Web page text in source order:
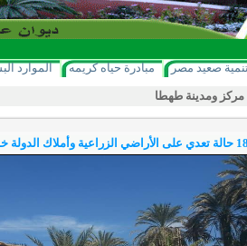
صعيد مصر مبادرة حياه كريمه الموارد
مركز ومدينة طهطا